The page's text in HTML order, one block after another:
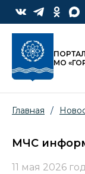
МО
Главная /
МЧС
11 мая 2026